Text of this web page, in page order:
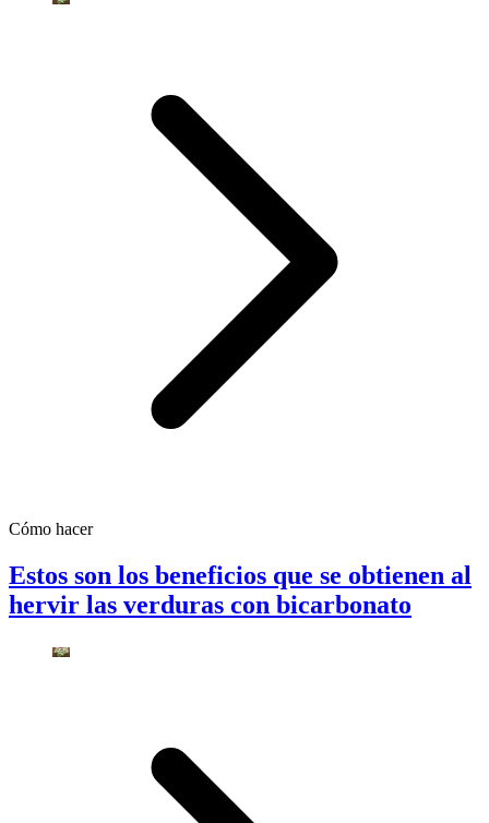
Cómo hacer
Estos son los beneficios que se obtienen al
hervir las verduras con bicarbonato